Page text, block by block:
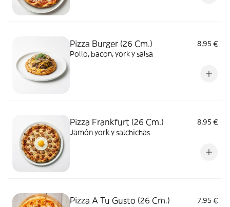
Pizza Burger (26 Cm.)
8,95 €
Pollo, bacon, york y salsa
Pizza Frankfurt (26 Cm.)
8,95 €
Jamón york y salchichas
Pizza A Tu Gusto (26 Cm.)
7,95 €